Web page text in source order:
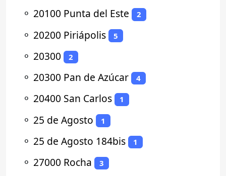
⚬ 20100 Punta del Este 2
⚬ 20200 Piriápolis 5
⚬ 20300 2
⚬ 20300 Pan de Azúcar 4
⚬ 20400 San Carlos 1
⚬ 25 de Agosto 1
⚬ 25 de Agosto 184bis 1
⚬ 27000 Rocha 3